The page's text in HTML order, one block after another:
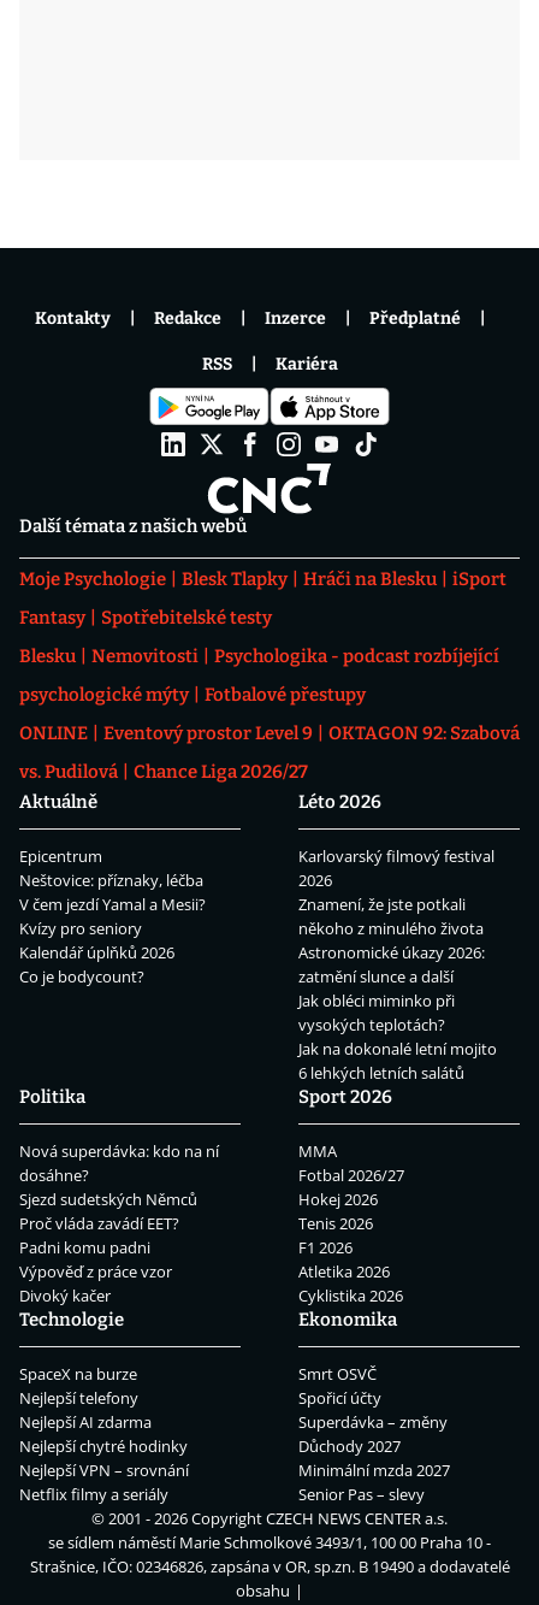
Další témata z našich webů
Moje Psychologie Blesk Tlapky Hráči na Blesku
iSport
Fantasy
Spotřebitelské testy
Blesku
Nemovitosti
Psychologika - podcast rozbíjející
psychologické mýty
Fotbalové přestupy
ONLINE
Eventový prostor Level 9
OKTAGON 92: Szabová
vs. Pudilová
Chance Liga 2026/27
Aktuálně
Epicentrum
Neštovice: příznaky, léčba
V čem jezdí Yamal a Mesii?
Kvízy pro seniory
Kalendář úplňků 2026
Co je bodycount?
Léto 2026
Karlovarský filmový festival
2026
Znamení, že jste potkali
někoho z minulého života
Astronomické úkazy 2026:
zatmění slunce a další
Jak obléci miminko při
vysokých teplotách?
Jak na dokonalé letní mojito
6 lehkých letních salátů
Politika
Nová superdávka: kdo na ní
dosáhne?
Sjezd sudetských Němců
Proč vláda zavádí EET?
Padni komu padni
Výpověď z práce vzor
Divoký kačer
Sport 2026
MMA
Fotbal 2026/27
Hokej 2026
Tenis 2026
F1 2026
Atletika 2026
Cyklistika 2026
Technologie
SpaceX na burze
Nejlepší telefony
Nejlepší AI zdarma
Nejlepší chytré hodinky
Nejlepší VPN – srovnání
Netflix filmy a seriály
Ekonomika
Smrt OSVČ
Spořicí účty
Superdávka – změny
Důchody 2027
Minimální mzda 2027
Senior Pas – slevy
Kontakty Redakce Inzerce Předplatné
RSS Kariéra
© 2001 - 2026 CopyrightCZECH NEWS CENTER a.s.
se sídlem náměstí Marie Schmolkové 3493/1, 100 00 Praha 10 -
Strašnice, IČO: 02346826, zapsána v OR, sp.zn. B 19490 a dodavatelé
obsahu